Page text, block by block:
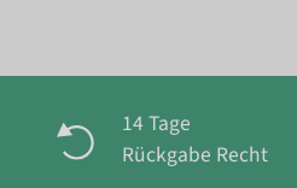
14 Tage
Rückgabe Recht